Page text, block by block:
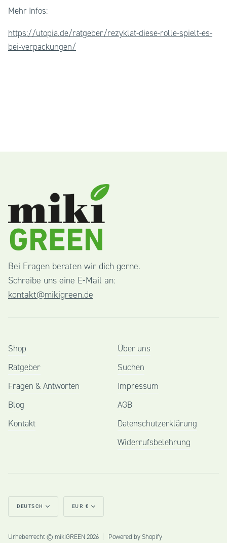
Mehr Infos:
https://utopia.de/ratgeber/rezyklat-diese-rolle-spielt-es-
bei-verpackungen/
Bei Fragen beraten wir dich gerne.
Schreibe uns eine E-Mail an:
kontakt@mikigreen.de
Shop
Ratgeber
Fragen & Antworten
Blog
Kontakt
Über uns
Suchen
Impressum
AGB
Datenschutzerklärung
Widerrufsbelehrung
Sprache
DEUTSCH Währung
EUR €
Urheberrecht © mikiGREEN 2026 Powered by Shopify